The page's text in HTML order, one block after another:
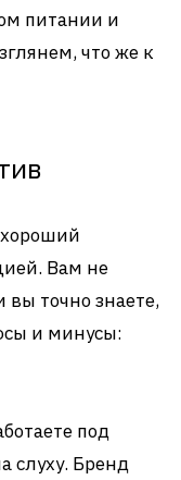
питании и
что же к
Вам не
вы точно знаете,
и минусы:
под
слуху. Бренд